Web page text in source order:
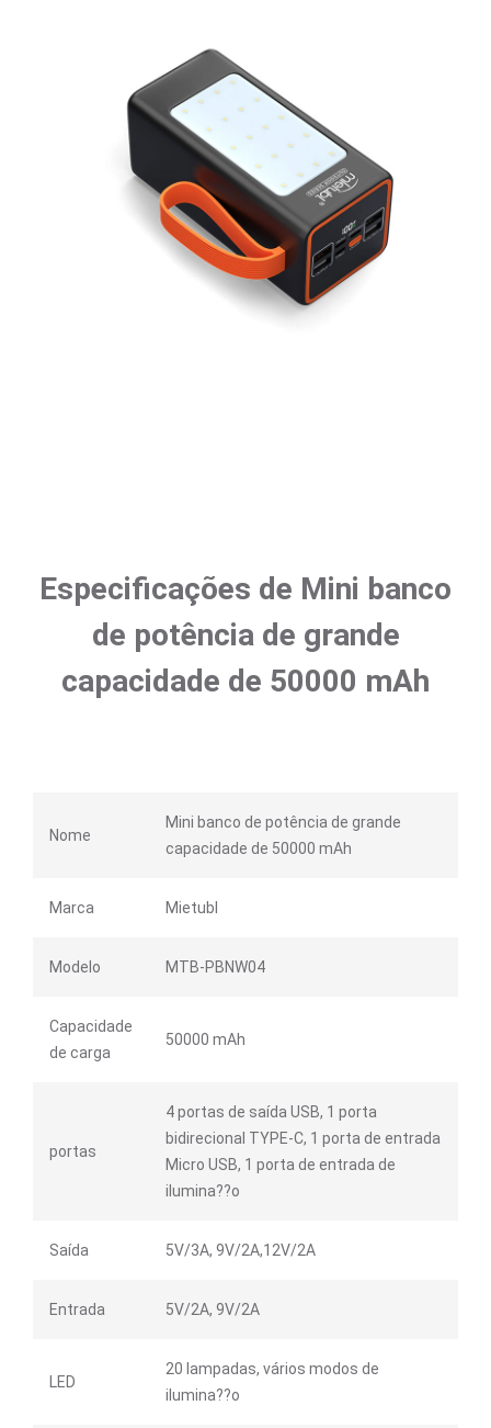
Especificações de Mini banco
de potência de grande
capacidade de 50000 mAh
Nome
Mini banco de potência de grande
capacidade de 50000 mAh
Marca Mietubl
Modelo MTB-PBNW04
Capacidade
de carga
50000 mAh
portas
4 portas de saída USB, 1 porta
bidirecional TYPE-C, 1 porta de entrada
Micro USB, 1 porta de entrada de
ilumina??o
Saída 5V/3A, 9V/2A,12V/2A
Entrada 5V/2A, 9V/2A
LED
20 lampadas, vários modos de
ilumina??o